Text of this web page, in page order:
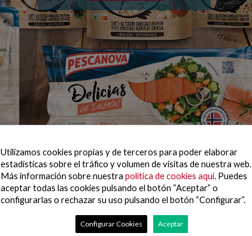
Utilizamos cookies propias y de terceros para poder elaborar
estadísticas sobre el tráfico y volumen de visitas de nuestra web.
Más información sobre nuestra política de cookies aquí. Puedes
aceptar todas las cookies pulsando el botón “Aceptar” o
configurarlas o rechazar su uso pulsando el botón “Configurar”.
Configurar Cookies Aceptar